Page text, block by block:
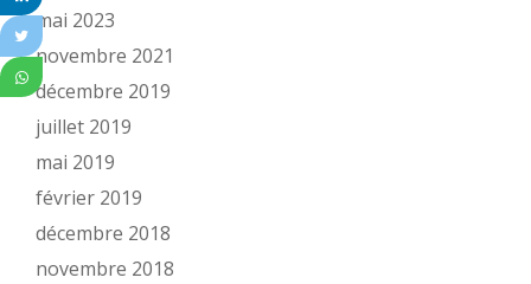
mai 2023
novembre 2021
décembre 2019
juillet 2019
mai 2019
février 2019
décembre 2018
novembre 2018